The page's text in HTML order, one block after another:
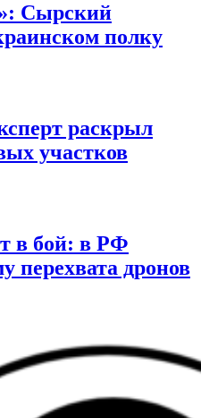
Сырский
полку
раскрыл
участков
в бой: в РФ
перехвата дронов